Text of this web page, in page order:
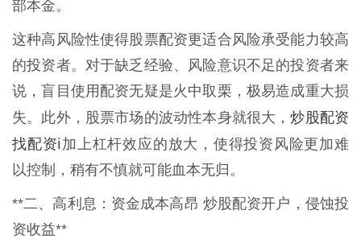
部本金。
这种高风险性使得股票配资更适合风险承受能力较高
的投资者。对于缺乏经验、风险意识不足的投资者来
说，盲目使用配资无疑是火中取栗，极易造成重大损
失。此外，股票市场的波动性本身就很大，炒股配资
找配资i 加上杠杆效应的放大，使得投资风险更加难
以控制，稍有不慎就可能血本无归。
**二、高利息：资金成本高昂 炒股配资开户，侵蚀投
资收益**